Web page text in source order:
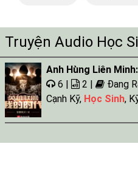
Truyện Audio Học
Anh Hùng Liên
6 |
2 |
Đang
Cạnh Kỹ, Học Sinh,